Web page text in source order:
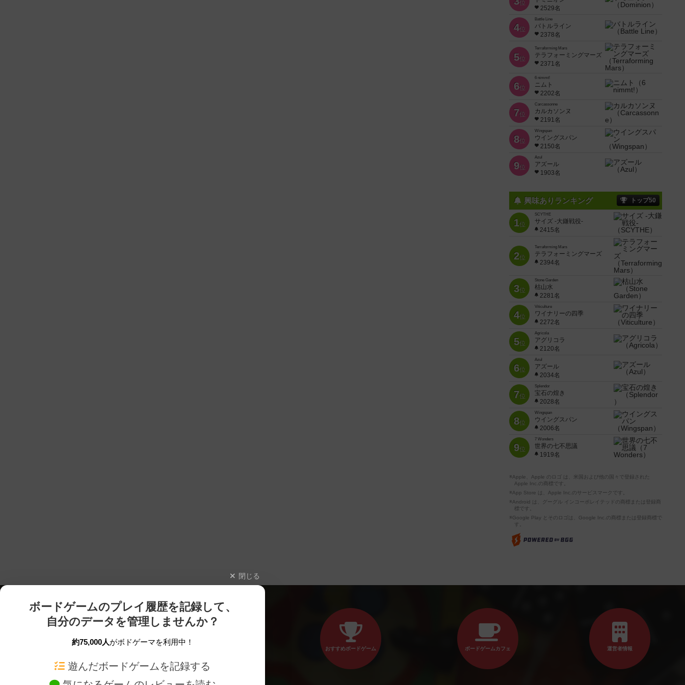
位
2529名
4位
Battle Line
バトルライン
2378名
5位
Terraforming Mars
テラフォーミングマーズ
2371名
6位
6 nimmt!
ニムト
2202名
7位
Carcassonne
カルカソンヌ
2191名
8位
Wingspan
ウイングスパン
2150名
9位
Azul
アズール
1903名
興味ありランキング トップ50
1位
SCYTHE
サイズ -大鎌戦役-
2415名
2位
Terraforming Mars
テラフォーミングマーズ
2394名
3位
Stone Garden
枯山水
2281名
4位
Viticulture
ワイナリーの四季
2272名
5位
Agricola
アグリコラ
2120名
6位
Azul
アズール
2034名
7位
Splendor
宝石の煌き
2028名
8位
Wingspan
ウイングスパン
2006名
9位
7 Wonders
世界の七不思議
1919名
※Apple、Apple のロゴ は、米国および他の国々で登録された
Apple Inc.の商標です。
※App Store は、Apple Inc.のサービスマークです。
※Android は、グーグル インコーポレイテッドの商標または登録商
標です。
※Google Play とそのロゴは、Google Inc.の商標または登録商標で
す。
閉じる
ボードゲームのプレイ履歴を記録して、
自分のデータを管理しませんか？
約75,000人がボドゲーマを利用中！
遊んだボードゲームを記録する
おすすめボードゲーム ボードゲームカフェ 運営者情報